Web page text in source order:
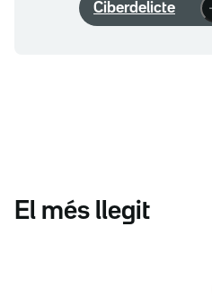
Ciberdelicte
El més llegit